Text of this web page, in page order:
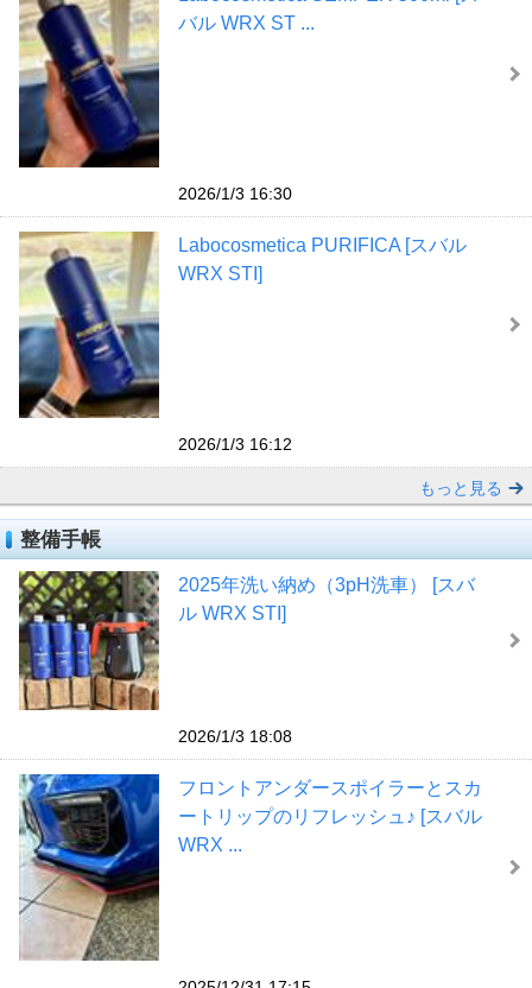
バル WRX ST ...
2026/1/3 16:30
Labocosmetica PURIFICA [スバル
WRX STI]
2026/1/3 16:12
もっと見る
整備手帳
2025年洗い納め（3pH洗車） [スバ
ル WRX STI]
2026/1/3 18:08
フロントアンダースポイラーとスカ
ートリップのリフレッシュ♪ [スバル
WRX ...